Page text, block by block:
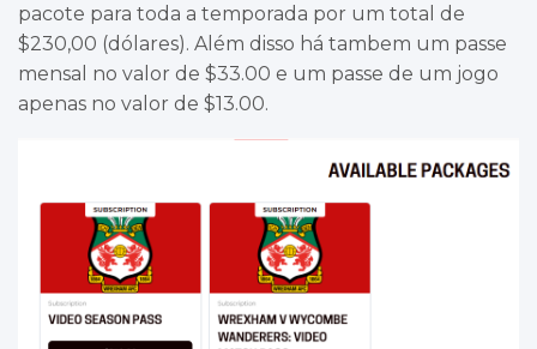
pacote para toda a temporada por um total de
$230,00 (dólares). Além disso há tambem um passe
mensal no valor de $33.00 e um passe de um jogo
apenas no valor de $13.00.